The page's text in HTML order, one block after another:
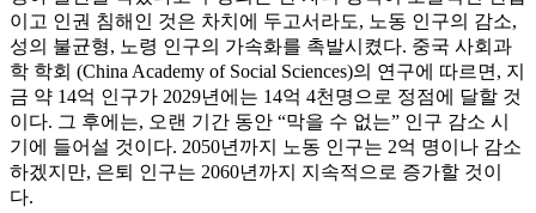
이고 인권 침해인 것은 차치에 두고서라도, 노동 인구의 감소,
성의 불균형, 노령 인구의 가속화를 촉발시켰다. 중국 사회과
학 학회 (China Academy of Social Sciences)의 연구에 따르면, 지
금 약 14억 인구가 2029년에는 14억 4천명으로 정점에 달할 것
이다. 그 후에는, 오랜 기간 동안 “막을 수 없는” 인구 감소 시
기에 들어설 것이다. 2050년까지 노동 인구는 2억 명이나 감소
하겠지만, 은퇴 인구는 2060년까지 지속적으로 증가할 것이
다.